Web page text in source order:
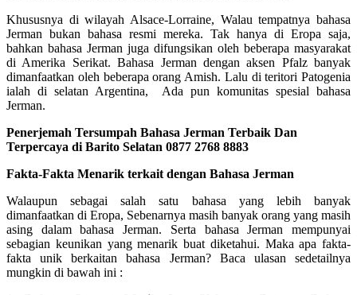
Khususnya di wilayah Alsace-Lorraine, Walau tempatnya bahasa
Jerman bukan bahasa resmi mereka. Tak hanya di Eropa saja,
bahkan bahasa Jerman juga difungsikan oleh beberapa masyarakat
di Amerika Serikat. Bahasa Jerman dengan aksen Pfalz banyak
dimanfaatkan oleh beberapa orang Amish. Lalu di teritori Patogenia
ialah di selatan Argentina, Ada pun komunitas spesial bahasa
Jerman.
Penerjemah Tersumpah Bahasa Jerman Terbaik Dan
Terpercaya di Barito Selatan 0877 2768 8883
Fakta-Fakta Menarik terkait dengan Bahasa Jerman
Walaupun sebagai salah satu bahasa yang lebih banyak
dimanfaatkan di Eropa, Sebenarnya masih banyak orang yang masih
asing dalam bahasa Jerman. Serta bahasa Jerman mempunyai
sebagian keunikan yang menarik buat diketahui. Maka apa fakta-
fakta unik berkaitan bahasa Jerman? Baca ulasan sedetailnya
mungkin di bawah ini :